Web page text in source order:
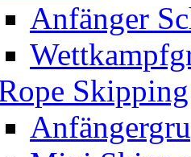
Anfänger
Skipping